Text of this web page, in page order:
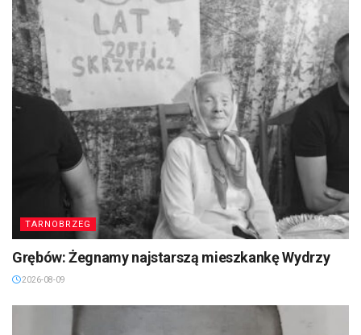
TARNOBRZEG
Grębów: Żegnamy najstarszą mieszkankę Wydrzy
2026-08-09